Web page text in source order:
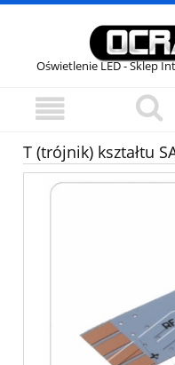
Oświetlenie LED - Sklep
T (trójnik) kształtu